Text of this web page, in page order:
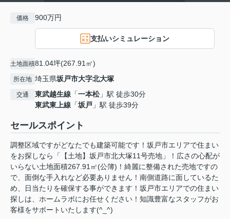
価格 900万円
支払いシミュレーション
土地面積81.04坪(267.91㎡)
所在地 埼玉県坂戸市大字北大塚
交通 東武越生線 「一本松」駅 徒歩30分
東武東上線 「坂戸 」駅 徒歩39分
セールスポイント
調整区域ですがどなたでも建築可能です！坂戸市エリアで住まい
をお探しなら「【土地】坂戸市北大塚11号売地」！広さの心配が
いらない土地面積267.91㎡(公簿)！綺麗に整備された売地ですの
で、面倒な手入れなど必要ありません！南側道路に面しているた
め、日当たりを確保する事ができます！坂戸市エリアでの住まい
探しは、ホームラボにお任せください！知識豊富なスタッフがお
客様をサポートいたします(^_^)